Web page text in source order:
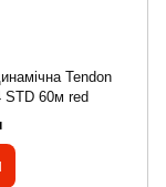
Tendon
STD 60м red